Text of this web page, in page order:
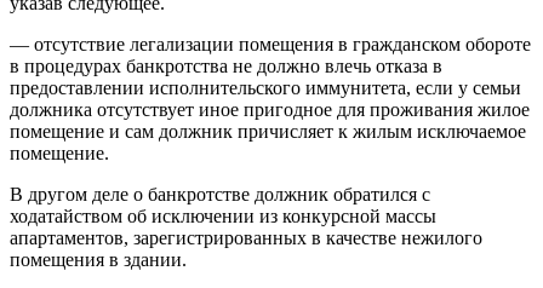
— отсутствие легализации помещения в гражданском обороте
в процедурах банкротства не должно влечь отказа в
предоставлении исполнительского иммунитета, если у семьи
должника отсутствует иное пригодное для проживания жилое
помещение и сам должник причисляет к жилым исключаемое
помещение.
В другом деле о банкротстве должник обратился с
ходатайством об исключении из конкурсной массы
апартаментов, зарегистрированных в качестве нежилого
помещения в здании.